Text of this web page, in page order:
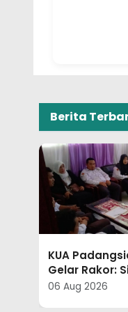
Berita
Kepala KUA
Pembinaan
Lampung Timur
06 Aug 2026